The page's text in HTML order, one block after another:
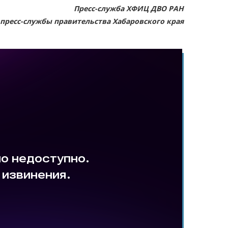
Пресс-служба ХФИЦ ДВО РАН
службы правительства Хабаровского края